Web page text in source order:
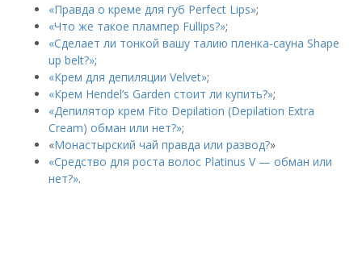
«Правда о креме для губ Perfect Lips»;
«Что же такое плампер Fullips?»;
«Сделает ли тонкой вашу талию пленка-сауна Shape
up belt?»;
«Крем для депиляции Velvet»;
«Крем Hendel’s Garden стоит ли купить?»;
«Депилятор крем Fito Depilation (Depilation Extra
Cream) обман или нет?»;
«Монастырский чай правда или развод?»
«Средство для роста волос Platinus V — обман или
нет?».